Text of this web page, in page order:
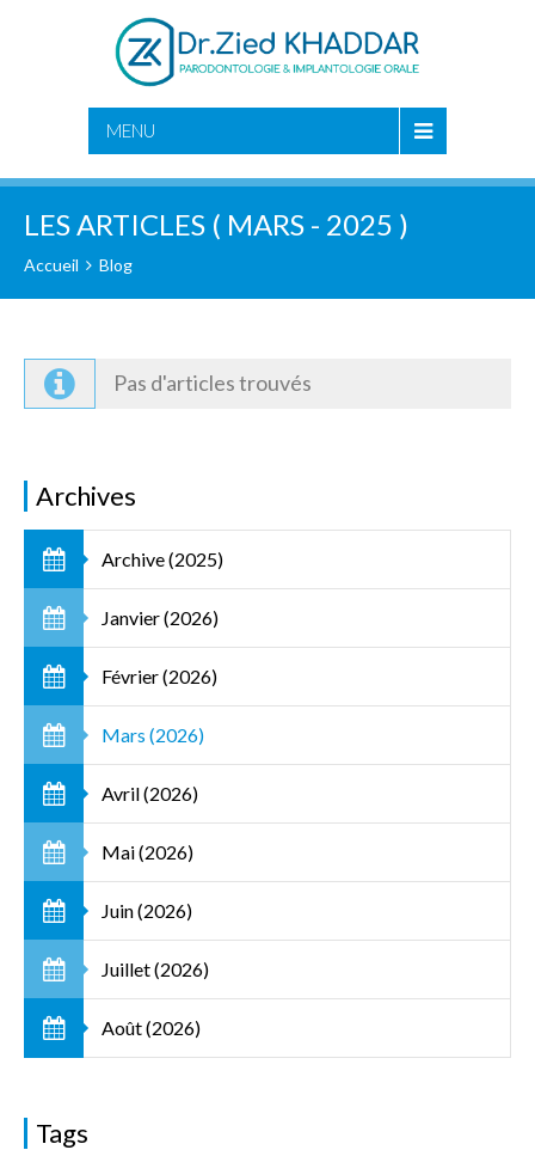
MENU
CHERCHER
LES ARTICLES ( MARS - 2025 )
Accueil Blog
Pas d'articles trouvés
Archives
Archive (2025)
Janvier (2026)
Février (2026)
Mars (2026)
Avril (2026)
Mai (2026)
Juin (2026)
Juillet (2026)
Août (2026)
Tags